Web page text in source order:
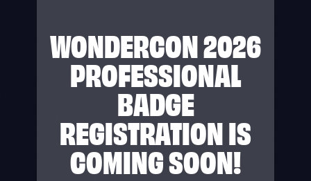
WONDERCON 2026
PROFESSIONAL
BADGE
REGISTRATION IS
COMING SOON!